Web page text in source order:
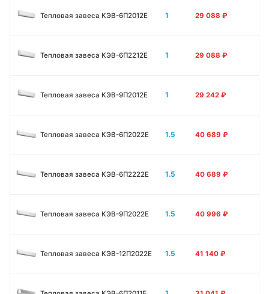
Тепловая завеса КЭВ-6П2012Е 1 29 088 ₽
Тепловая завеса КЭВ-6П2212Е 1 29 088 ₽
Тепловая завеса КЭВ-9П2012Е 1 29 242 ₽
Тепловая завеса КЭВ-6П2022Е 1.5 40 689 ₽
Тепловая завеса КЭВ-6П2222Е 1.5 40 689 ₽
Тепловая завеса КЭВ-9П2022Е 1.5 40 996 ₽
Тепловая завеса КЭВ-12П2022Е 1.5 41 140 ₽